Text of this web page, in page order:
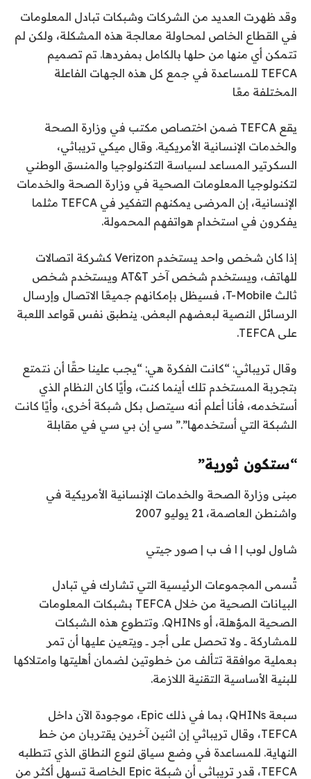
وقد ظهرت العديد من الشركات وشبكات تبادل المعلومات
في القطاع الخاص لمحاولة معالجة هذه المشكلة، ولكن لم
تتمكن أي منها من حلها بالكامل بمفردها. تم تصميم
TEFCA للمساعدة في جمع كل هذه الجهات الفاعلة
المختلفة معًا
يقع TEFCA ضمن اختصاص مكتب في وزارة الصحة
والخدمات الإنسانية الأمريكية. وقال ميكي تريباثي،
السكرتير المساعد لسياسة التكنولوجيا والمنسق الوطني
لتكنولوجيا المعلومات الصحية في وزارة الصحة والخدمات
الإنسانية، إن المرضى يمكنهم التفكير في TEFCA مثلما
يفكرون في استخدام هواتفهم المحمولة.
إذا كان شخص واحد يستخدم Verizon كشركة اتصالات
للهاتف، ويستخدم شخص آخر AT&T ويستخدم شخص
ثالث T-Mobile، فسيظل بإمكانهم جميعًا الاتصال وإرسال
الرسائل النصية لبعضهم البعض. ينطبق نفس قواعد اللعبة
على TEFCA.
وقال تريباثي: “كانت الفكرة هي: “يجب علينا حقًا أن نتمتع
بتجربة المستخدم تلك أينما كنت، وأيًا كان النظام الذي
أستخدمه، فأنا أعلم أنه سيتصل بكل شبكة أخرى، وأيًا كانت
الشبكة التي أستخدمها”.” سي إن بي سي في مقابلة
“ستكون ثورية”
مبنى وزارة الصحة والخدمات الإنسانية الأمريكية في
واشنطن العاصمة، 21 يوليو 2007
شاول لوب | ا ف ب | صور جيتي
تُسمى المجموعات الرئيسية التي تشارك في تبادل
البيانات الصحية من خلال TEFCA بشبكات المعلومات
الصحية المؤهلة، أو QHINs. وتتطوع هذه الشبكات
للمشاركة ــ ولا تحصل على أجر ــ ويتعين عليها أن تمر
بعملية موافقة تتألف من خطوتين لضمان أهليتها وامتلاكها
للبنية الأساسية التقنية اللازمة.
سبعة QHINs، بما في ذلك Epic، موجودة الآن داخل
TEFCA، وقال تريباثي إن اثنين آخرين يقتربان من خط
النهاية. للمساعدة في وضع سياق لنوع النطاق الذي تتطلبه
TEFCA، قدر تريباثي أن شبكة Epic الخاصة تسهل أكثر من